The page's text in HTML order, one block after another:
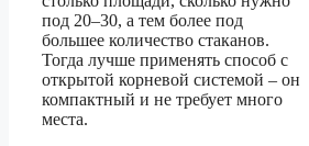
под 20–30, а тем более под
большее количество стаканов.
Тогда лучше применять способ с
открытой корневой системой – он
компактный и не требует много
места.